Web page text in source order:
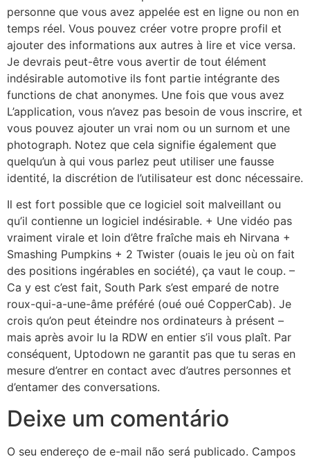
personne que vous avez appelée est en ligne ou non en
temps réel. Vous pouvez créer votre propre profil et
ajouter des informations aux autres à lire et vice versa.
Je devrais peut-être vous avertir de tout élément
indésirable automotive ils font partie intégrante des
functions de chat anonymes. Une fois que vous avez
L’application, vous n’avez pas besoin de vous inscrire, et
vous pouvez ajouter un vrai nom ou un surnom et une
photograph. Notez que cela signifie également que
quelqu’un à qui vous parlez peut utiliser une fausse
identité, la discrétion de l’utilisateur est donc nécessaire.
Il est fort possible que ce logiciel soit malveillant ou
qu’il contienne un logiciel indésirable. + Une vidéo pas
vraiment virale et loin d’être fraîche mais eh Nirvana +
Smashing Pumpkins + 2 Twister (ouais le jeu où on fait
des positions ingérables en société), ça vaut le coup. –
Ca y est c’est fait, South Park s’est emparé de notre
roux-qui-a-une-âme préféré (oué oué CopperCab). Je
crois qu’on peut éteindre nos ordinateurs à présent –
mais après avoir lu la RDW en entier s’il vous plaît. Par
conséquent, Uptodown ne garantit pas que tu seras en
mesure d’entrer en contact avec d’autres personnes et
d’entamer des conversations.
Deixe um comentário
O seu endereço de e-mail não será publicado. Campos